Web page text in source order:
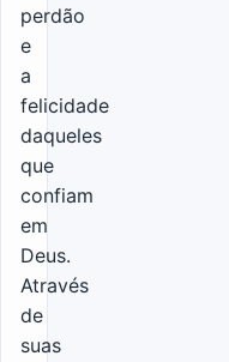
perdão
e
a
felicidade
daqueles
que
confiam
em
Deus.
Através
de
suas